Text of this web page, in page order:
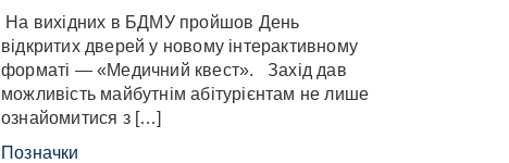
На вихідних в БДМУ пройшов День
відкритих дверей у новому інтерактивному
форматі — «Медичний квест». Захід дав
можливість майбутнім абітурієнтам не лише
ознайомитися з […]
Позначки